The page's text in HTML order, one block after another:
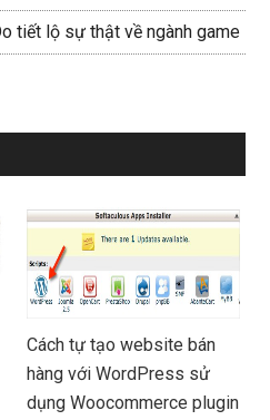
tiết lộ sự thật về ngành game
Cách tự tạo website bán
hàng với WordPress sử
dụng Woocommerce plugin